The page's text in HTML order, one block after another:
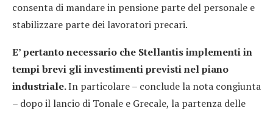
consenta di mandare in pensione parte del personale e
stabilizzare parte dei lavoratori precari.
E’ pertanto necessario che Stellantis implementi in
tempi brevi gli investimenti previsti nel piano
industriale.In particolare – conclude la nota congiunta
– dopo il lancio di Tonale e Grecale, la partenza delle